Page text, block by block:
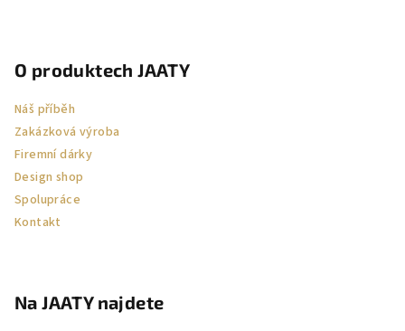
O produktech JAATY
Náš příběh
Zakázková výroba
Firemní dárky
Design shop
Spolupráce
Kontakt
Na JAATY najdete